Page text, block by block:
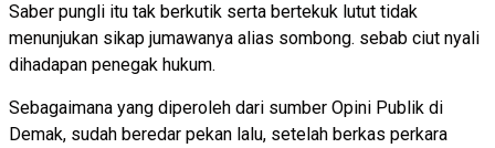
Saber pungli itu tak berkutik serta bertekuk lutut tidak
menunjukan sikap jumawanya alias sombong. sebab ciut nyali
dihadapan penegak hukum.
Sebagaimana yang diperoleh dari sumber Opini Publik di
Demak, sudah beredar pekan lalu, setelah berkas perkara